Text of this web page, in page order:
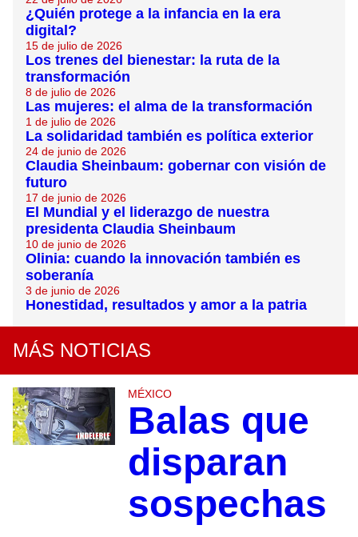
¿Quién protege a la infancia en la era
digital?
15 de julio de 2026
Los trenes del bienestar: la ruta de la
transformación
8 de julio de 2026
Las mujeres: el alma de la transformación
1 de julio de 2026
La solidaridad también es política exterior
24 de junio de 2026
Claudia Sheinbaum: gobernar con visión de
futuro
17 de junio de 2026
El Mundial y el liderazgo de nuestra
presidenta Claudia Sheinbaum
10 de junio de 2026
Olinia: cuando la innovación también es
soberanía
3 de junio de 2026
Honestidad, resultados y amor a la patria
MÁS NOTICIAS
MÉXICO
Balas que
disparan
sospechas